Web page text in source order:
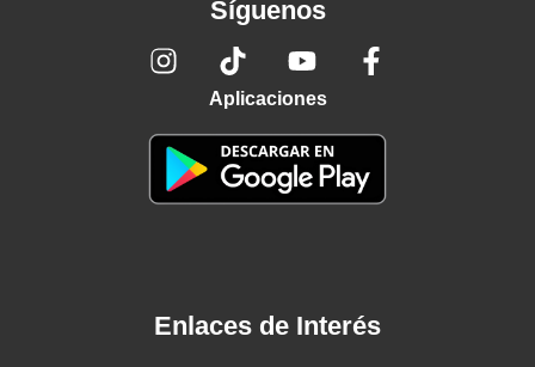
Síguenos
Aplicaciones
Enlaces de Interés